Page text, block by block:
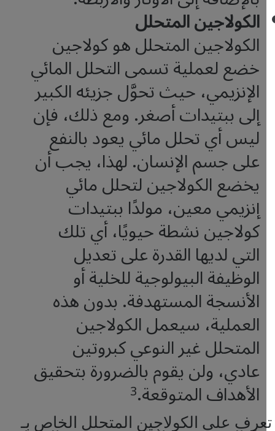
الكولاجين المتحلل
الكولاجين المتحلل هو كولاجين
خضع لعملية تسمى التحلل المائي
الإنزيمي، حيث تحوَّل جزيئه الكبير
إلى ببتيدات أصغر. ومع ذلك، فإن
ليس أي تحلل مائي يعود بالنفع
على جسم الإنسان. لهذا، يجب أن
يخضع الكولاجين لتحلل مائي
إنزيمي معين، مولدًا ببتيدات
كولاجين نشطة حيويًا، أي تلك
التي لديها القدرة على تعديل
الوظيفة البيولوجية للخلية أو
الأنسجة المستهدفة. بدون هذه
العملية، سيعمل الكولاجين
المتحلل غير النوعي كبروتين
عادي، ولن يقوم بالضرورة بتحقيق
الأهداف المتوقعة.3
على الكولاجين المتحلل الخاص بـ